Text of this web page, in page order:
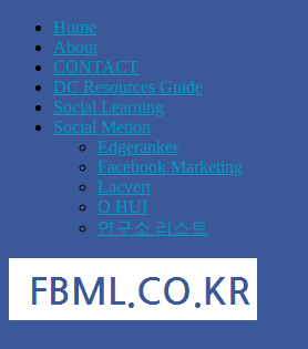
Home
About
CONTACT
DC Resources Guide
Social Learning
Social Metion
Edgeranker
Facebook Marketing
Lacvert
O HUI
연구소 리스트